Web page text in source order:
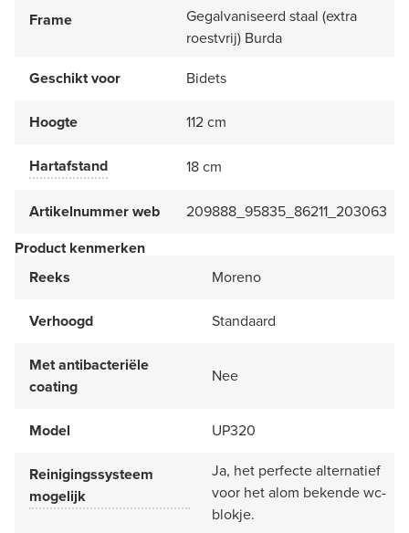
Frame
Gegalvaniseerd staal (extra
roestvrij) Burda
Geschikt voor
Bidets
Hoogte 112 cm
Hartafstand 18 cm
Artikelnummer web
209888_95835_86211_203063
Product kenmerken
Reeks
Moreno
Verhoogd Standaard
Met antibacteriële
coating
Nee
Model UP320
Reinigingssysteem
mogelijk
Ja, het perfecte alternatief
voor het alom bekende wc-
blokje.